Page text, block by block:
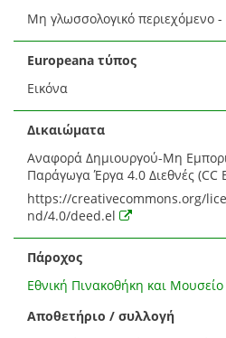
Μη γλωσσολογικό περιεχόμενο
Europeana τύπος
Εικόνα
Δικαιώματα
Αναφορά Δημιουργού-Μη
Παράγωγα Έργα 4.0 Διεθνές (CC
https://creativecommons.org/
nd/4.0/deed.el
Πάροχος
Εθνική Πινακοθήκη και
Αποθετήριο / συλλογή